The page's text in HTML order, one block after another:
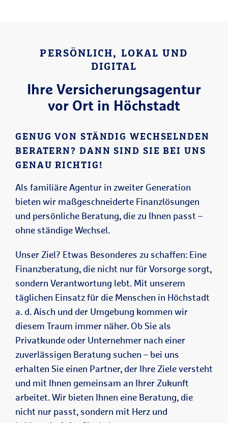
PERSÖNLICH, LOKAL UND
DIGITAL
Ihre Versicherungsagentur
vor Ort in Höchstadt
GENUG VON STÄNDIG WECHSELNDEN
BERATERN? DANN SIND SIE BEI UNS
GENAU RICHTIG!
Als familiäre Agentur in zweiter Generation
bieten wir maßgeschneiderte Finanzlösungen
und persönliche Beratung, die zu Ihnen passt –
ohne ständige Wechsel.
Unser Ziel? Etwas Besonderes zu schaffen: Eine
Finanzberatung, die nicht nur für Vorsorge sorgt,
sondern Verantwortung lebt. Mit unserem
täglichen Einsatz für die Menschen in Höchstadt
a. d. Aisch und der Umgebung kommen wir
diesem Traum immer näher. Ob Sie als
Privatkunde oder Unternehmer nach einer
zuverlässigen Beratung suchen – bei uns
erhalten Sie einen Partner, der Ihre Ziele versteht
und mit Ihnen gemeinsam an Ihrer Zukunft
arbeitet. Wir bieten Ihnen eine Beratung, die
nicht nur passt, sondern mit Herz und